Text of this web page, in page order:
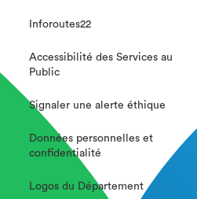
Inforoutes22
Accessibilité des Services au
Public
Signaler une alerte éthique
Données personnelles et
confidentialité
Logos du Département